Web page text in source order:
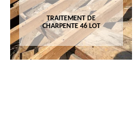
TRAITEMENT DE
CHARPENTE 46 LOT